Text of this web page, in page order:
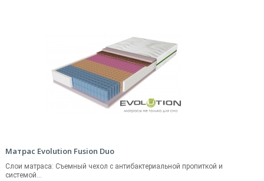
Матрас Evolution Fusion Duo
Слои матраса: Съемный чехол с антибактериальной пропиткой и
системой...